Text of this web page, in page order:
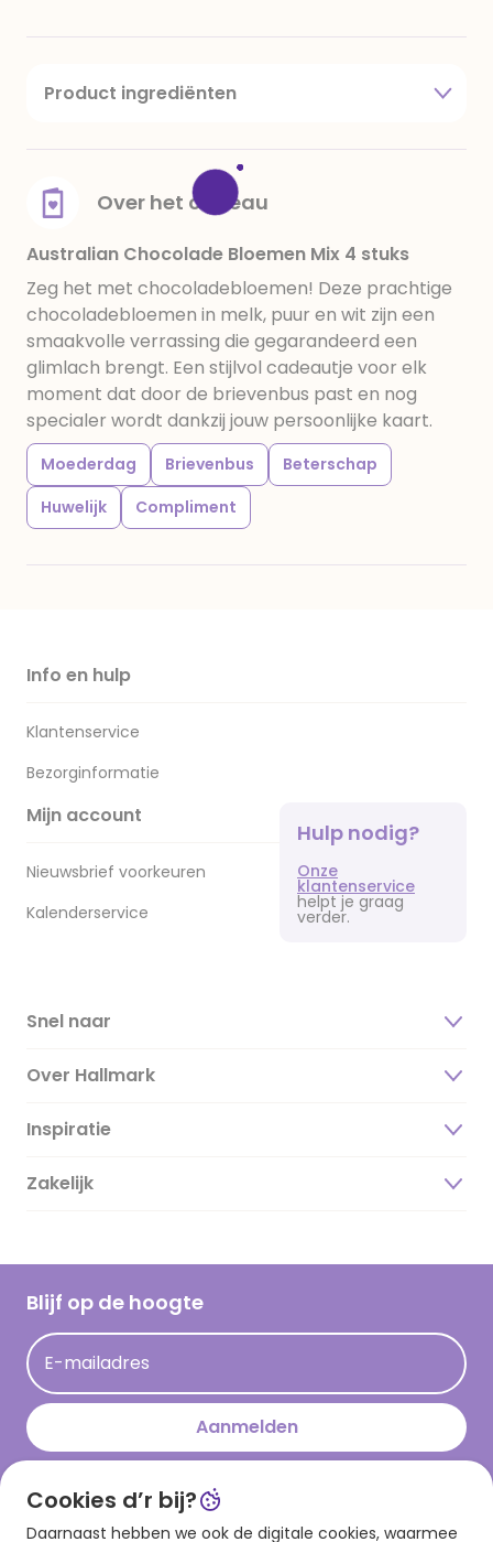
Product ingrediënten
melkpoeder (Melk), melkpoeder (Melk), pistachenoten
(lecithine (Soja), natuurlijke emulgator: E322 (Soja)),
aroma: (koffie, natuurlijk aroma), gekarameliseerde
suiker, magere melkpoeder (Melk), aroma, natuurlijk
aroma: (vanille), zout, kleurstof: (ijzeroxide), vanille
extract, rijsmiddel: (rijsmiddel; E500ii), glansmiddel:
(glansmiddel:
E414), weipoeder (Melk), zetmeel (Gluten),
glucosestroop, melkvet (Melk), magere
cacaopoeder en roomboter (Melk)
Over het cadeau
Australian Chocolade Bloemen Mix 4 stuks
Zeg het met chocoladebloemen! Deze prachtige
chocoladebloemen in melk, puur en wit zijn een
smaakvolle verrassing die gegarandeerd een
glimlach brengt. Een stijlvol cadeautje voor elk
moment dat door de brievenbus past en nog
specialer wordt dankzij jouw persoonlijke kaart.
Moederdag Brievenbus
Beterschap
Huwelijk
Compliment
Info en hulp
Klantenservice
Bezorginformatie
Mijn account
Nieuwsbrief voorkeuren
Kalenderservice
Hulp nodig?
Onze
klantenservice
helpt je graag
verder.
Snel naar
Over Hallmark
Over ons
Duurzaamheid
Hallmark Kaartclub
Acties
Persberichten
Hallmark en Kinderpostzegels
Inspiratie
Magazine
Cadeau inspiratie
Kaartinspiratie
Zakelijk
Blijf op de hoogte
E-mailadres
Aanmelden
Download onze app
Cookies d’r bij?
Daarnaast hebben we ook de digitale cookies, waarmee